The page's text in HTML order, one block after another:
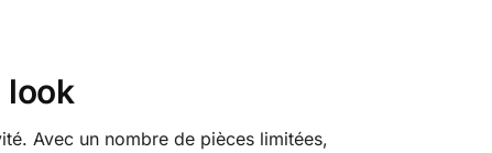
look
Avec un nombre de pièces limitées,